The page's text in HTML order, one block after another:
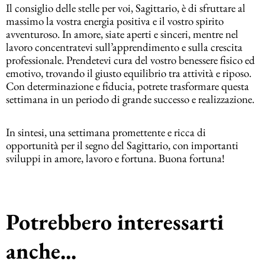
Il consiglio delle stelle per voi, Sagittario, è di sfruttare al
massimo la vostra energia positiva e il vostro spirito
avventuroso. In amore, siate aperti e sinceri, mentre nel
lavoro concentratevi sull’apprendimento e sulla crescita
professionale. Prendetevi cura del vostro benessere fisico ed
emotivo, trovando il giusto equilibrio tra attività e riposo.
Con determinazione e fiducia, potrete trasformare questa
settimana in un periodo di grande successo e realizzazione.
In sintesi, una settimana promettente e ricca di
opportunità per il segno del Sagittario, con importanti
sviluppi in amore, lavoro e fortuna. Buona fortuna!
Potrebbero interessarti
anche...